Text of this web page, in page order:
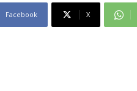
Facebook X